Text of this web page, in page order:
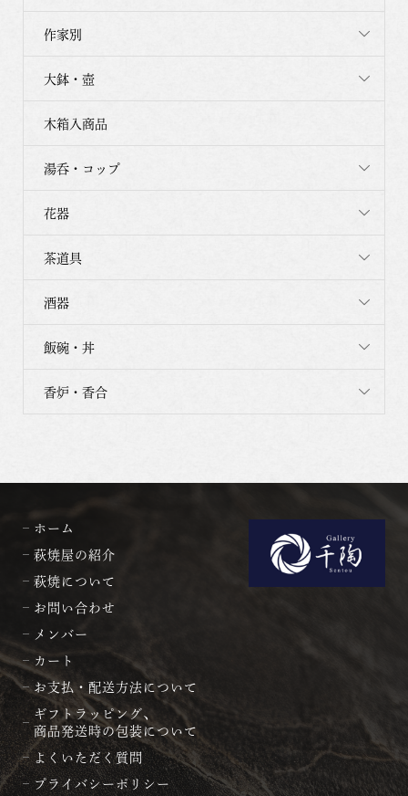
作家別
大鉢・壺
木箱入商品
湯呑・コップ
花器
茶道具
酒器
飯碗・丼
香炉・香合
ホーム
萩焼屋の紹介
萩焼について
お問い合わせ
メンバー
カート
お支払・配送方法について
ギフトラッピング、
商品発送時の包装について
よくいただく質問
プライバシーポリシー